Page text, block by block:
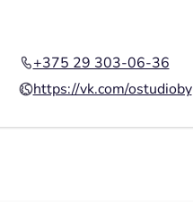
+375 29 303-06-36
https://vk.com/ostudioby